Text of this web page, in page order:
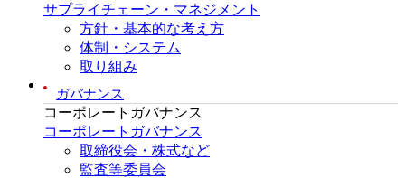
サプライチェーン・マネジメント
方針・基本的な考え方
体制・システム
取り組み
ガバナンス
コーポレートガバナンス
コーポレートガバナンス
取締役会・株式など
監査等委員会